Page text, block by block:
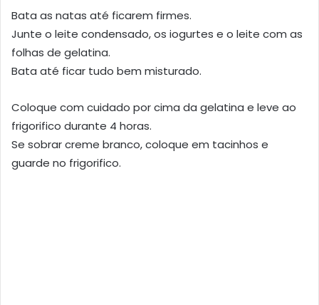
Bata as natas até ficarem firmes.
Junte o leite condensado, os iogurtes e o leite com as
folhas de gelatina.
Bata até ficar tudo bem misturado.
Coloque com cuidado por cima da gelatina e leve ao
frigorifico durante 4 horas.
Se sobrar creme branco, coloque em tacinhos e
guarde no frigorifico.